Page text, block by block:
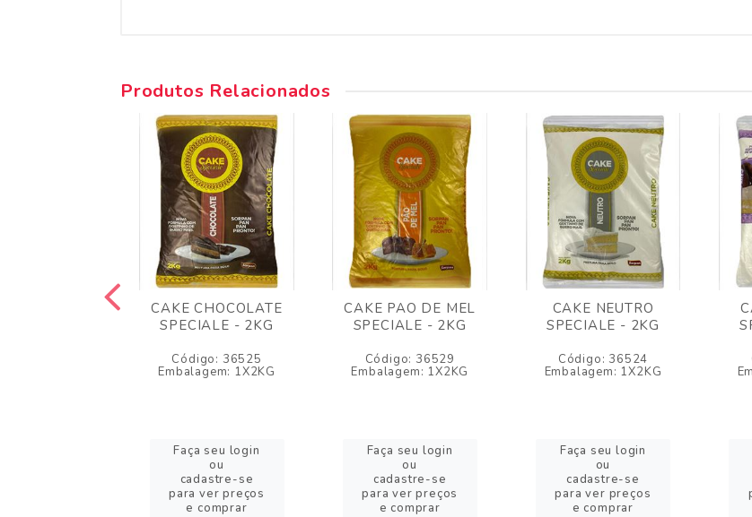
Produtos Relacionados
CAKE CHOCOLATE
SPECIALE - 2KG
Código: 36525
Embalagem: 1X2KG
Faça seu login
ou
cadastre-se
para ver preços
e comprar
CAKE PAO DE MEL
SPECIALE - 2KG
Código: 36529
Embalagem: 1X2KG
Faça seu login
ou
cadastre-se
para ver preços
e comprar
CAKE NEUTRO
SPECIALE - 2KG
Código: 36524
Embalagem: 1X2KG
Faça seu login
ou
cadastre-se
para ver preços
e comprar